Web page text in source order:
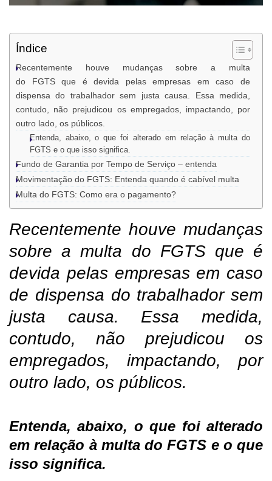
Índice
Recentemente houve mudanças sobre a multa
do FGTS que é devida pelas empresas em caso de
dispensa do trabalhador sem justa causa. Essa medida,
contudo, não prejudicou os empregados, impactando, por
outro lado, os públicos.
Entenda, abaixo, o que foi alterado em relação à multa do
FGTS e o que isso significa.
Fundo de Garantia por Tempo de Serviço – entenda
Movimentação do FGTS: Entenda quando é cabível multa
Multa do FGTS: Como era o pagamento?
Recentemente houve mudanças
sobre a multa do FGTS que é
devida pelas empresas em caso
de dispensa do trabalhador sem
justa causa. Essa medida,
contudo, não prejudicou os
empregados, impactando, por
outro lado, os públicos.
Entenda, abaixo, o que foi alterado
em relação à multa do FGTS e o que
isso significa.